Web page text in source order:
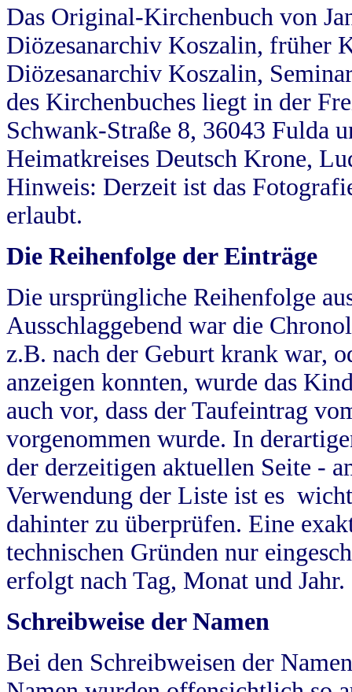
Das Original-Kirchenbuch von
Diözesanarchiv Koszalin, früher
Diözesanarchiv Koszalin,
des Kirchenbuches liegt in der
Schwank-Straße 8, 36043 Fulda
Heimatkreises Deutsch Krone,
Hinweis: Derzeit ist das
erlaubt.
Die Reihenfolge der Einträge
Die ursprüngliche Reihenfolge
Ausschlaggebend war die
z.B. nach der Geburt krank war,
anzeigen konnten, wurde das
auch vor, dass der Taufeintrag
vorgenommen wurde. In
der derzeitigen aktuellen Seite -
Verwendung der Liste ist es
dahinter zu überprüfen. Eine
technischen Gründen nur
erfolgt nach Tag, Monat und Jahr.
Schreibweise der Namen
Bei den Schreibweisen der